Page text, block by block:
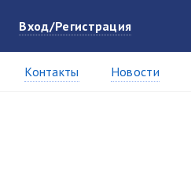
Вход/Регистрация
Контакты Новости